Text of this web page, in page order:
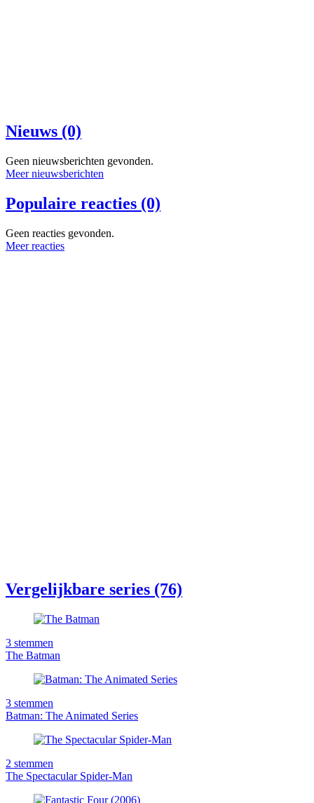
Nieuws (0)
Geen nieuwsberichten gevonden.
Meer nieuwsberichten
Populaire reacties (0)
Geen reacties gevonden.
Meer reacties
Vergelijkbare series (76)
3 stemmen
The Batman
3 stemmen
Batman: The Animated Series
2 stemmen
The Spectacular Spider-Man